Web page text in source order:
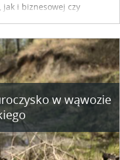
i biznesowej czy
w wąwozie